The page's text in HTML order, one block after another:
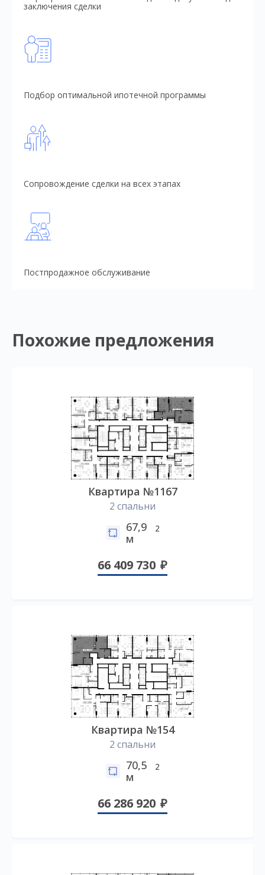
заключения сделки
Подбор оптимальной ипотечной программы
Сопровождение сделки на всех этапах
Постпродажное обслуживание
Похожие предложения
Квартира №1167
2 спальни
67,9
м
2
66 409 730
Квартира №154
2 спальни
70,5
м
2
66 286 920